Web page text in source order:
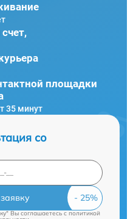
площадки
35 минут
со
Вы соглашаетесь cполитикой